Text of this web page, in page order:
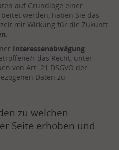
auf Grundlage einer
werden, haben Sie das
mit Wirkung für die Zukunft
.
Interessenabwägung
r das Recht, unter
von Art. 21 DSGVO der
Daten zu
zu welchen
Seite erhoben und